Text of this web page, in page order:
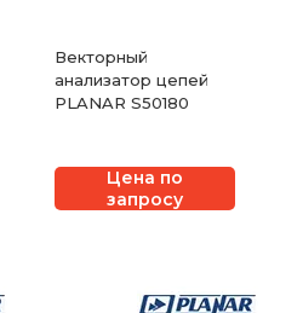
Векторный
анализатор цепей
PLANAR S50180
Цена по
запросу